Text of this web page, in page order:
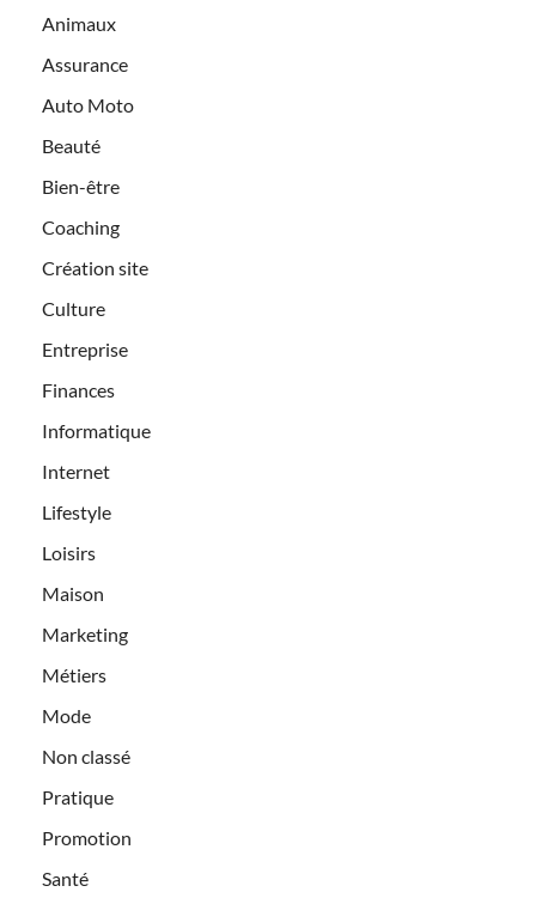
Animaux
Assurance
Auto Moto
Beauté
Bien-être
Coaching
Création site
Culture
Entreprise
Finances
Informatique
Internet
Lifestyle
Loisirs
Maison
Marketing
Métiers
Mode
Non classé
Pratique
Promotion
Santé